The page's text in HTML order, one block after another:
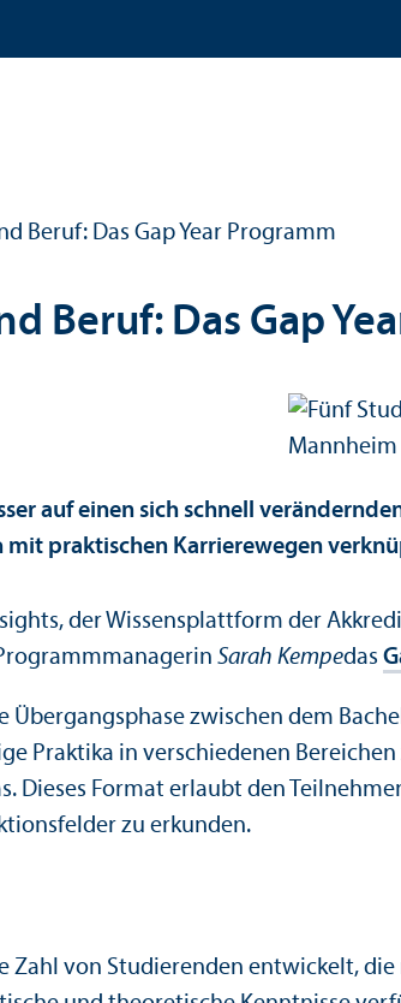
Beruf: Das Gap Year Programm
Beruf: Das Gap
auf einen sich schnell
praktischen Karrierewegen
der Wissensplattform der
Sarah Kempedas
Über­gangs­phase zwischen dem
Praktika in verschiedenen
Dieses Format erlaubt den
zu erkunden.
von Studierenden entwickelt,